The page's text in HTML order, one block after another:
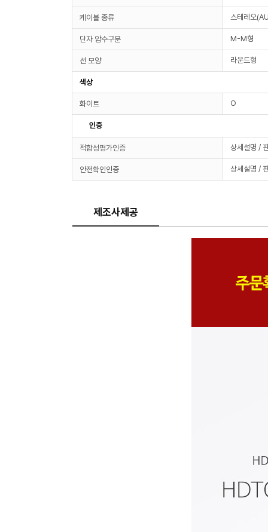
케이블 종류 스테레오
단자 암수구분 M-M형
선 모양 라운드형
색상
화이트 O
인증
적합성평가인증 상세설명 /
안전확인인증 상세설명 /
제조사제공